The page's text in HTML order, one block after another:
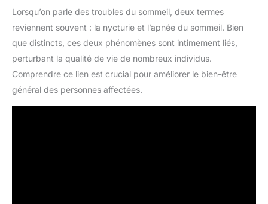
Lorsqu’on parle des troubles du sommeil, deux termes
reviennent souvent : la nycturie et l’apnée du sommeil. Bien
que distincts, ces deux phénomènes sont intimement liés,
perturbant la qualité de vie de nombreux individus.
Comprendre ce lien est crucial pour améliorer le bien-être
général des personnes affectées.